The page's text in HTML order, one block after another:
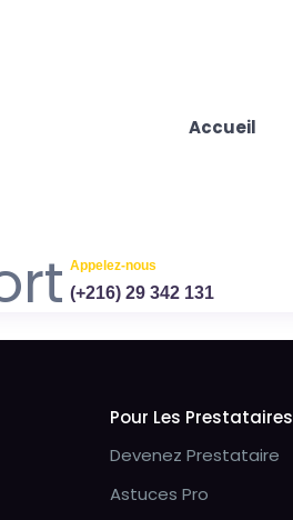
Accueil
Appelez-nous
(+216) 29 342 131
Pour Les Prestataires
Devenez Prestataire
Astuces Pro